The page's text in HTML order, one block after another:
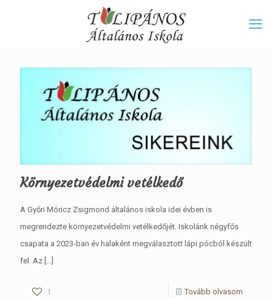
Környezetvédelmi vetélkedő
A Győri Móricz Zsigmond általános iskola idei évben is
megrendezte környezetvédelmi vetélkedőjét. Iskolánk négyfős
csapata a 2023-ban év halaként megválasztott lápi pócból készült
fel. Az […]
1 Tovább olvasom